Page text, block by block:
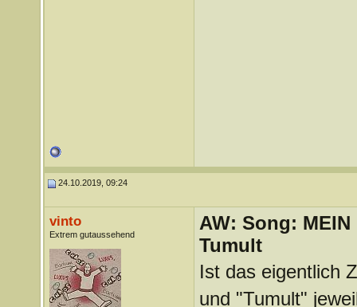
24.10.2019, 09:24
vinto
Extrem gutaussehend
AW: Song:
Tumult
Ist das eigentlich
und "Tumult"